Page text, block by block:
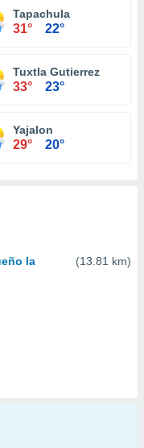
Tapachula
31° 22°
Tuxtla Gutierrez
33° 23°
Yajalon
29° 20°
la
(13.81 km)